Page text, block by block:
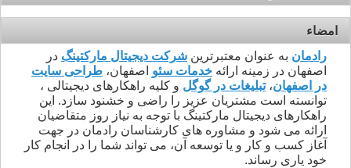
امضاء
رادمان به عنوان معتبرترین شرکت دیجیتال مارکتینگ در
اصفهان در زمینه ارائه خدمات سئو اصفهان، طراحی سایت
در اصفهان،تبلیغات در گوگل و کلیه راهکارهای دیجیتالی ،
توانسته است مشتریان عزیز را راضی و خشنود سازد. این
راهکارهای دیجیتال مارکتینگ با توجه به نیاز روز متقاضیان
ارائه می شود و مشاوره های کارشناسان رادمان در جهت
آغاز کسب و کار و یا توسعه آن، می تواند شما را در انجام کار
خود یاری رساند.